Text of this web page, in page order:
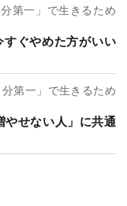
第一」で生きるため
すぐやめた方がいい
第一」で生きるため
やせない人」に共通